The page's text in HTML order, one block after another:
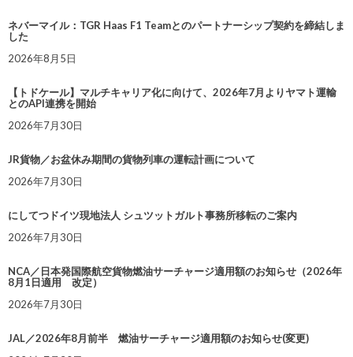
ネバーマイル：TGR Haas F1 Teamとのパートナーシップ契約を締結しま
した
2026年8月5日
【トドケール】マルチキャリア化に向けて、2026年7月よりヤマト運輸
とのAPI連携を開始
2026年7月30日
JR貨物／お盆休み期間の貨物列車の運転計画について
2026年7月30日
にしてつドイツ現地法人 シュツットガルト事務所移転のご案内
2026年7月30日
NCA／日本発国際航空貨物燃油サーチャージ適用額のお知らせ（2026年
8月1日適用 改定）
2026年7月30日
JAL／2026年8月前半 燃油サーチャージ適用額のお知らせ(変更)